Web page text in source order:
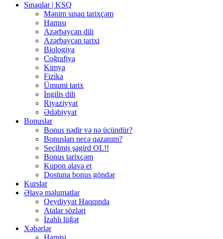
Sınaqlar | KSQ
Mənim sınaq tarixçəm
Hamısı
Azərbaycan dili
Azərbaycan tarixi
Biologiya
Coğrafiya
Kimya
Fizika
Ümumi tarix
İngilis dili
Riyaziyyat
Ədəbiyyat
Bonuslar
Bonus nədir və nə üçündür?
Bonusları necə qazanım?
Seçilmiş şagird OL!!
Bonus tarixçəm
Kupon əlavə et
Dostuna bonus göndər
Kurslar
Əlavə məlumatlar
Qeydiyyat Haqqında
Atalar sözləri
İzahlı lüğət
Xəbərlər
Hamisi